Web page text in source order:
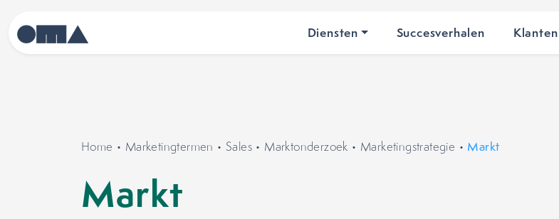
Diensten Succesverhalen Klanten
Home • Marketingtermen •Sales • Marktonderzoek • Marketingstrategie • Markt
Markt